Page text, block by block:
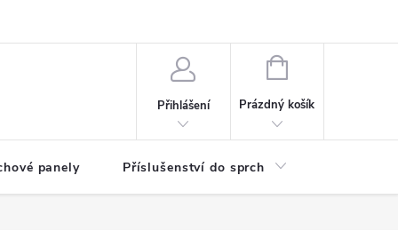
Přihlášení
NÁKUPNÍ
Prázdný košík
panely Příslušenství do sprch